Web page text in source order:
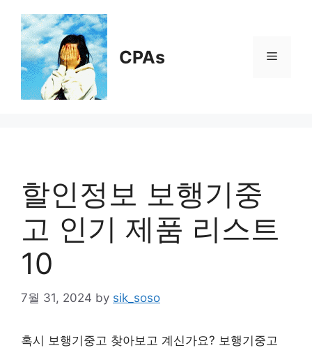
content
CPAs Menu
할인정보 보행기중
고 인기 제품 리스트
10
7월 31, 2024 by sik_soso
혹시 보행기중고 찾아보고 계신가요? 보행기중고